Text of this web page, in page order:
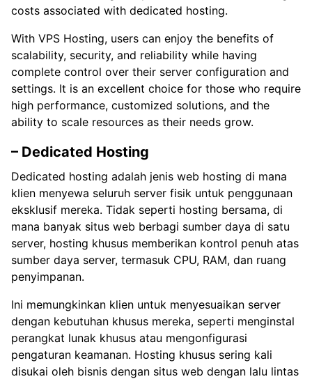
costs associated with dedicated hosting.
With VPS Hosting, users can enjoy the benefits of
scalability, security, and reliability while having
complete control over their server configuration and
settings. It is an excellent choice for those who require
high performance, customized solutions, and the
ability to scale resources as their needs grow.
– Dedicated Hosting
Dedicated hosting adalah jenis web hosting di mana
klien menyewa seluruh server fisik untuk penggunaan
eksklusif mereka. Tidak seperti hosting bersama, di
mana banyak situs web berbagi sumber daya di satu
server, hosting khusus memberikan kontrol penuh atas
sumber daya server, termasuk CPU, RAM, dan ruang
penyimpanan.
Ini memungkinkan klien untuk menyesuaikan server
dengan kebutuhan khusus mereka, seperti menginstal
perangkat lunak khusus atau mengonfigurasi
pengaturan keamanan. Hosting khusus sering kali
disukai oleh bisnis dengan situs web dengan lalu lintas